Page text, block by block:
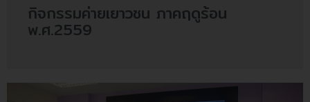
กิจกรรมค่ายเยาวชน ภาคฤดูร้อน
พ.ศ.2559